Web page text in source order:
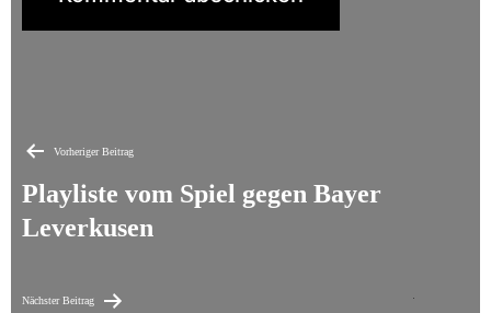
Beitragsnavigation
Vorheriger Beitrag
Playliste vom Spiel gegen Bayer
Leverkusen
Nächster Beitrag